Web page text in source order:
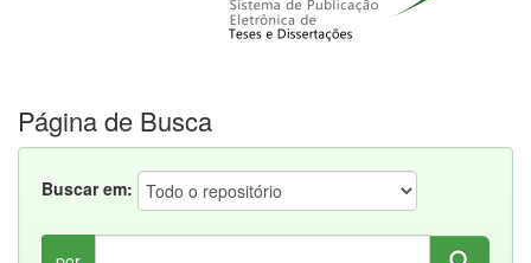
Página de Busca
Buscar em: